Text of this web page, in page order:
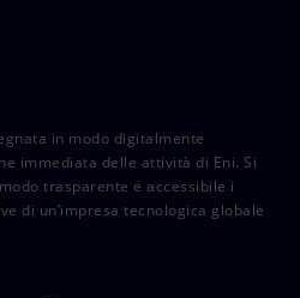
in modo digitalmente
immediata delle attività di Eni. Si
trasparente e accessibile i
di un’impresa tecnologica globale